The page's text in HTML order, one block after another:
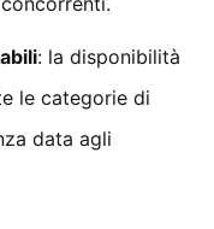
: la disponibilità
le categorie di
data agli